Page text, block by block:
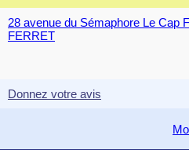
28 avenue du Sémaphore Le Cap
FERRET
Donnez votre avis